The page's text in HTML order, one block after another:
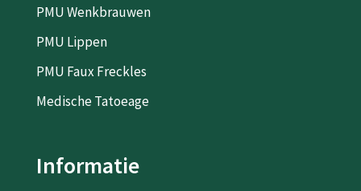
PMU Wenkbrauwen
PMU Lippen
PMU Faux Freckles
Medische Tatoeage
Informatie